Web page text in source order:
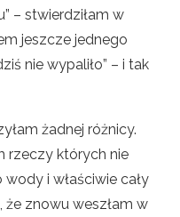
– stwierdziłam w
jeszcze jednego
nie wypaliło” – i tak
żadnej różnicy.
rzeczy których nie
i właściwie cały
że znowu weszłam w